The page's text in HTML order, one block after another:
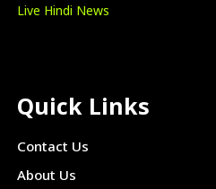
Live Hindi News
Quick Links
Contact Us
About Us